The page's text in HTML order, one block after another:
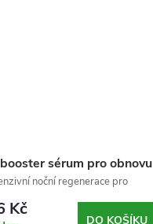
sérum pro obnovu
pleti 60+ let-
SRNS - Germaine de
- 50 ml
noční regenerace pro
Kč
DO KOŠÍKU